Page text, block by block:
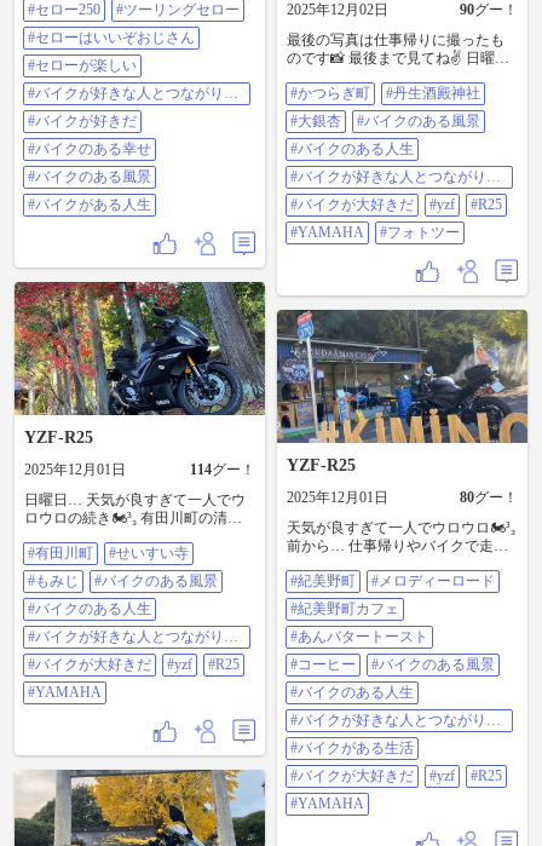
道の駅 美山ふれあい広場 道の駅 名
田庄 #セロー250 #ツーリングセロ
ー #セローはいいぞおじさん #セロ
ーが楽しい #バイクが好きな人とつ
ながりたい #バイクが好きだ #バイ
クのある幸せ #バイクのある風景 #
ばいくがある人生
#セロー250
#ツーリングセロー
#セローはいいぞおじさん
#セローが楽しい
#バイクが好きな人とつながりた
い
#バイクが好きだ
#バイクのある幸せ
#バイクのある風景
#バイクがある人生
2025年12月02日 90グー！
最後の写真は仕事帰りに撮ったも
のです📸 最後まで見てね✌️ 日曜
ロウロの続きの続き🏍³₃ 清水寺(せ
いすいじ)に行って… もう帰ろうと
思ってたんやけど… あたかかくな
ってきて… 走るのが気持ちよくな
ってきたので… かつらぎ町の丹生
酒殿神社まで行ってきました🏍³₃
駐車場がいっぱいで止めれなかっ
たです😅 この季節… 日曜日に行く
もんではないですね😨 黃色い絨毯
は見に行けなかったけど… 山の上
から見る大銀杏も綺麗でした😊 #か
つらぎ町 #丹生酒殿神社 #大銀杏 #
バイクのある風景 #バイクのある人
生 #バイクが好きな人とつながりた
い #バイクが大好きだ #yzf #r25
#yamaha @japanriders #フォトツー
#かつらぎ町
#丹生酒殿神社
#大銀杏
#バイクのある風景
#バイクのある人生
#バイクが好きな人とつながりた
い
#バイクが大好きだ #yzf
#R25
#YAMAHA
#フォトツー
YZF-R25
2025年12月01日 114グー！
日曜日… 天気が良すぎて一人でウ
ロウロの続き🏍³₃ 有田川町の清水
いい天気だったのに… 山の中を走
って行ったのでメチャクチャ寒か
ったです😅 でも… 真っ赤なキレイ
なもみじが見れて行って良かった
です😊 #有田川町 #せいすい寺 #も
みじ #バイクのある風景 #バイクの
ある人生 #バイクが好きな人とつな
がりたい #バイクが大好きだ #yzf
#r25 #yamaha
#有田川町
#せいすい寺
#もみじ
#バイクのある風景
#バイクのある人生
#バイクが好きな人とつながりた
い
#バイクが大好きだ #yzf
#R25
#YAMAHA
YZF-R25
2025年12月01日 80グー！
天気が良すぎて一人でウロウロ🏍³₃
前から… 仕事帰りやバイクで走っ
か作ってるなぁー と思ってた所
に… コーヒーの文字が☕️𓈒 𓂂𓏸 カフェ
出来るんや!! と思っていた紀美野町
のメロディーロードのすぐ近く…
KAZUDAAMAN CAFEさんにウロ
ウロしている途中に寄り道🏍³₃ 写
真撮るの忘れたけど… コーヒーと
あんバターフランスいただきまし
た🍞 パンがとても美味しかったで
す😋 若いオーナーさんと奥さん…
気さくに話が出来て楽しい時間を
過ごせました😊 自分たちで店を作
っていく感じが夢があり… 楽しそ
うで羨ましかったです✨ また近い
うちに行かせてもらいます✌️ #紀美
#紀美野町
#メロディーロード
#紀美野町カフェ
#あんバタートースト
#コーヒー
#バイクのある風景
#バイクのある人生
#バイクが好きな人とつながりた
い
#バイクがある生活
#バイクが大好きだ
#yzf
#R25
#YAMAHA